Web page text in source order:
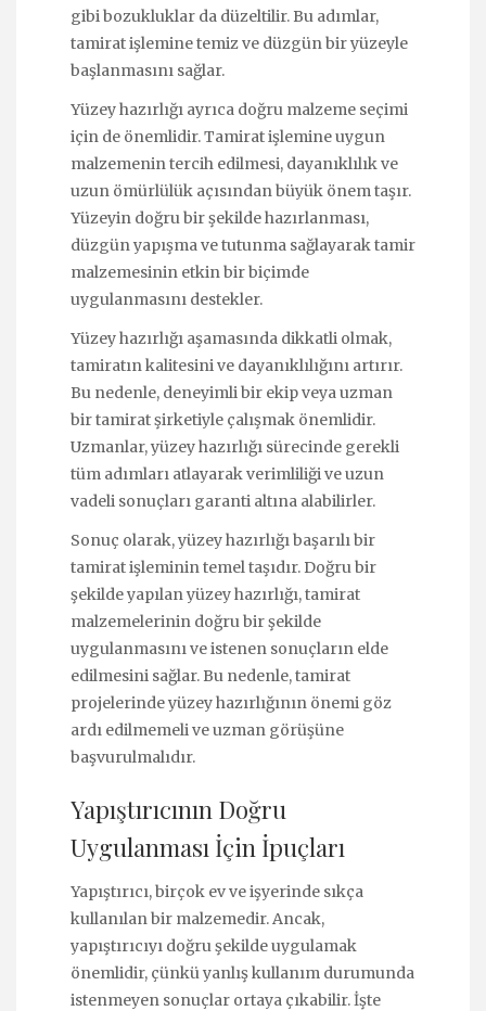
gibi bozukluklar da düzeltilir. Bu adımlar,
tamirat işlemine temiz ve düzgün bir yüzeyle
başlanmasını sağlar.
Yüzey hazırlığı ayrıca doğru malzeme seçimi
için de önemlidir. Tamirat işlemine uygun
malzemenin tercih edilmesi, dayanıklılık ve
uzun ömürlülük açısından büyük önem taşır.
Yüzeyin doğru bir şekilde hazırlanması,
düzgün yapışma ve tutunma sağlayarak tamir
malzemesinin etkin bir biçimde
uygulanmasını destekler.
Yüzey hazırlığı aşamasında dikkatli olmak,
tamiratın kalitesini ve dayanıklılığını artırır.
Bu nedenle, deneyimli bir ekip veya uzman
bir tamirat şirketiyle çalışmak önemlidir.
Uzmanlar, yüzey hazırlığı sürecinde gerekli
tüm adımları atlayarak verimliliği ve uzun
vadeli sonuçları garanti altına alabilirler.
Sonuç olarak, yüzey hazırlığı başarılı bir
tamirat işleminin temel taşıdır. Doğru bir
şekilde yapılan yüzey hazırlığı, tamirat
malzemelerinin doğru bir şekilde
uygulanmasını ve istenen sonuçların elde
edilmesini sağlar. Bu nedenle, tamirat
projelerinde yüzey hazırlığının önemi göz
ardı edilmemeli ve uzman görüşüne
başvurulmalıdır.
Yapıştırıcının Doğru
Uygulanması İçin İpuçları
Yapıştırıcı, birçok ev ve işyerinde sıkça
kullanılan bir malzemedir. Ancak,
yapıştırıcıyı doğru şekilde uygulamak
önemlidir, çünkü yanlış kullanım durumunda
istenmeyen sonuçlar ortaya çıkabilir. İşte